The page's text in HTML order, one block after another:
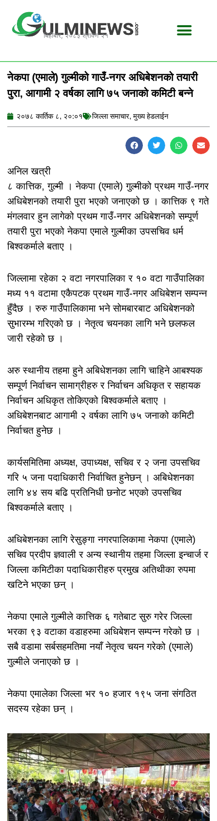
content
बिहीबार, २०८३ श्रावण २१
नेकपा (एमाले) गुल्मीको गाउँ-नगर अधिबेशनको तयारी
पुरा, आगामी २ वर्षका लागि ७५ जनाको कमिटी बन्ने
२०७८ कार्तिक ८, २०:०१ जिल्ला समाचार,मुख्य हेडलाईन
अनिल खत्री
८ कात्तिक, गुल्मी । नेकपा (एमाले) गुल्मीको प्रथम गाउँ-नगर
अधिबेशनको तयारी पुरा भएको जनाएको छ । कात्तिक ९ गते
मंगलवार हुन लागेको प्रथम गाउँ-नगर अधिबेशनको सम्पूर्ण
तयारी पुरा भएको नेकपा एमाले गुल्मीका उपसचिव धर्म
बिश्वकर्माले बताए ।
जिल्लामा रहेका २ वटा नगरपालिका र १० वटा गाउँपालिका
मध्य ११ वटामा एकैपटक प्रथम गाउँ-नगर अधिबेशन सम्पन्न
हुँदैछ । रुरु गाउँपालिकामा भने सोमबारबाट अधिबेशनको
सुभारम्भ गरिएको छ । नेतृत्व चयनका लागि भने छलफल
जारी रहेको छ ।
अरु स्थानीय तहमा हुने अबिधेशनका लागि चाहिने आबश्यक
सम्पूर्ण निर्वाचन सामाग्रीहरु र निर्वाचन अधिकृत र सहायक
निर्वाचन अधिकृत तोकिएको बिश्वकर्माले बताए ।
अधिबेशनबाट आगामी २ वर्षका लागि ७५ जनाको कमिटी
निर्वाचत हुनेछ ।
कार्यसमितिमा अध्यक्ष, उपाध्यक्ष, सचिव र २ जना उपसचिव
गरि ५ जना पदाधिकारी निर्वाचित हुनेछन् । अबिधेशनका
लागि ४४ सय बढि प्रतिनिधी छनोट भएको उपसचिव
बिश्वकर्माले बताए ।
अधिबेशनका लागि रेसुङ्गा नगरपालिकामा नेकपा (एमाले)
सचिव प्रदीप ज्ञवाली र अन्य स्थानीय तहमा जिल्ला इन्चार्ज र
जिल्ला कमिटीका पदाधिकारीहरु प्रमुख अतिथीका रुपमा
खटिने भएका छन् ।
नेकपा एमाले गुल्मीले कात्तिक ६ गतेबाट सुरु गरेर जिल्ला
भरका ९३ वटाका वडाहरुमा अधिबेशन सम्पन्न गरेको छ ।
सबै वडामा सर्बसहमतिमा नयाँ नेतृत्व चयन गरेको (एमाले)
गुल्मीले जनाएको छ ।
नेकपा एमालेका जिल्ला भर १० हजार १९५ जना संगठित
सदस्य रहेका छन् ।